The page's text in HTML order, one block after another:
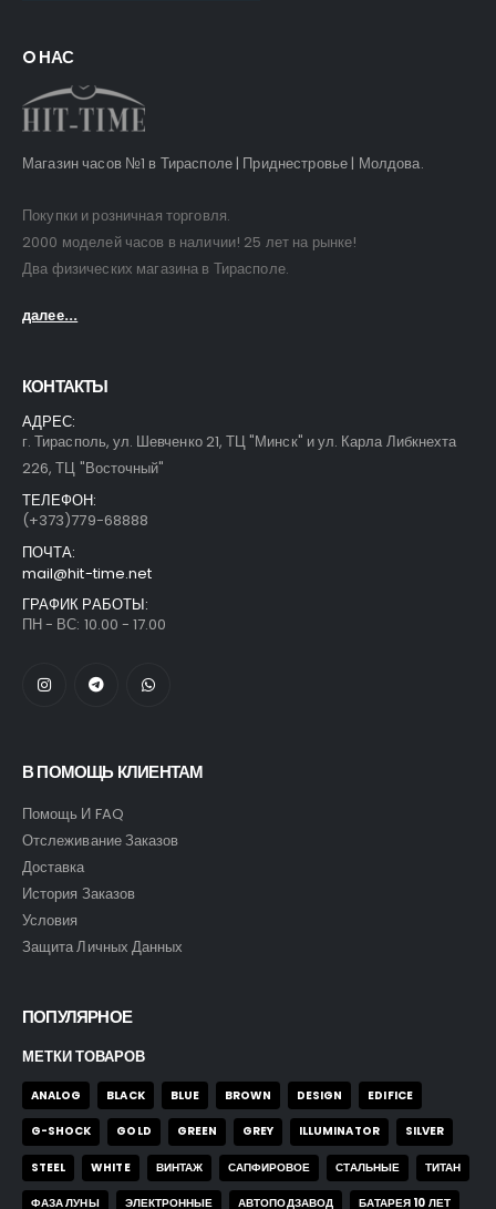
O НАС
Магазин часов №1 в Тирасполе | Приднестровье | Молдова.
Покупки и розничная торговля.
2000 моделей часов в наличии! 25 лет на рынке!
Два физических магазина в Тирасполе.
далее...
КОНТАКТЫ
АДРЕС:
г. Тирасполь, ул. Шевченко 21, ТЦ "Минск" и ул. Карла Либкнехта
226, ТЦ "Восточный"
ТЕЛЕФОН:
(+373)779-68888
ПОЧТА:
mail@hit-time.net
ГРАФИК РАБОТЫ:
ПН - ВС: 10.00 - 17.00
В ПОМОЩЬ КЛИЕНТАМ
Помощь И FAQ
Отслеживание Заказов
Доставка
История Заказов
Условия
Защита Личных Данных
ПОПУЛЯРНОЕ
МЕТКИ ТОВАРОВ
ANALOG BLACK BLUE BROWN DESIGN EDIFICE
G-SHOCK GOLD GREEN GREY ILLUMINATOR SILVER
STEEL WHITE ВИНТАЖ САПФИРОВОЕ СТАЛЬНЫЕ ТИТАН
ФАЗА ЛУНЫ ЭЛЕКТРОННЫЕ АВТОПОДЗАВОД БАТАРЕЯ 10 ЛЕТ